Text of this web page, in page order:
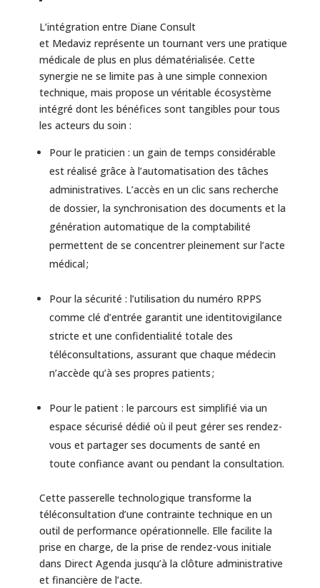
L’intégration entre Diane Consult
et Medaviz représente un tournant vers une pratique
médicale de plus en plus dématérialisée. Cette
synergie ne se limite pas à une simple connexion
technique, mais propose un véritable écosystème
intégré dont les bénéfices sont tangibles pour tous
les acteurs du soin :
Pour le praticien : un gain de temps considérable
est réalisé grâce à l’automatisation des tâches
administratives. L’accès en un clic sans recherche
de dossier, la synchronisation des documents et la
génération automatique de la comptabilité
permettent de se concentrer pleinement sur l’acte
médical ;
Pour la sécurité : l’utilisation du numéro RPPS
comme clé d’entrée garantit une identitovigilance
stricte et une confidentialité totale des
téléconsultations, assurant que chaque médecin
n’accède qu’à ses propres patients ;
Pour le patient : le parcours est simplifié via un
espace sécurisé dédié où il peut gérer ses rendez-
vous et partager ses documents de santé en
toute confiance avant ou pendant la consultation.
Cette passerelle technologique transforme la
téléconsultation d’une contrainte technique en un
outil de performance opérationnelle. Elle facilite la
prise en charge, de la prise de rendez-vous initiale
dans Direct Agenda jusqu’à la clôture administrative
et financière de l’acte.